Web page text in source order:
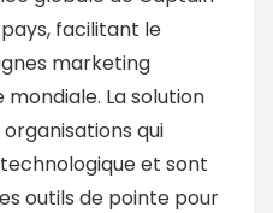
facilitant le
marketing
La solution
qui
et sont
outils de pointe pour